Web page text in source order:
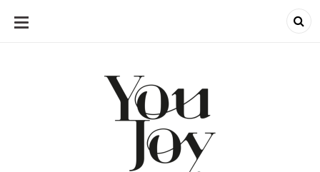
SKIP